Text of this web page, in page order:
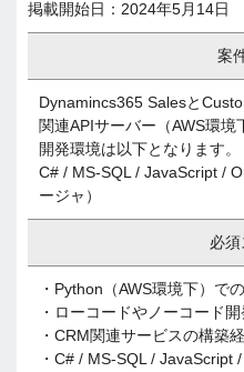
掲載開始日：2024年5月14日
案
Dynamincs365 Salesと
関連APIサーバー（AWS環境
開発環境は以下となります。
C# / MS-SQL / JavaScript /
ージャ）
必
・Python（AWS環境下）で
・ローコードやノーコード
・CRM関連サービスの構築
・C# / MS-SQL / JavaScript